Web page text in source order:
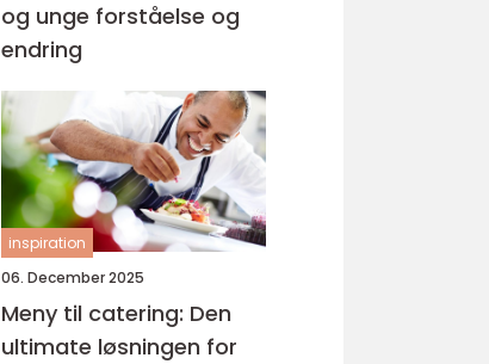
og unge forståelse og
endring
inspiration
06. December 2025
Meny til catering: Den
ultimate løsningen for